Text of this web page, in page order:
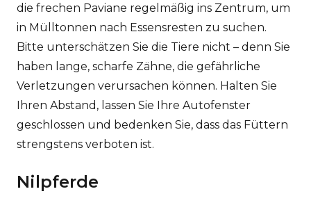
die frechen Paviane regelmäßig ins Zentrum, um
in Mülltonnen nach Essensresten zu suchen.
Bitte unterschätzen Sie die Tiere nicht – denn Sie
haben lange, scharfe Zähne, die gefährliche
Verletzungen verursachen können. Halten Sie
Ihren Abstand, lassen Sie Ihre Autofenster
geschlossen und bedenken Sie, dass das Füttern
strengstens verboten ist.
Nilpferde